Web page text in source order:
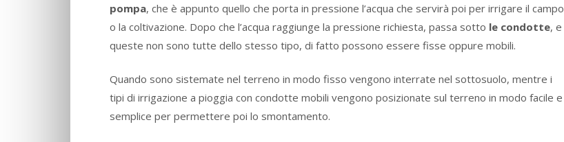
pompa, che è appunto quello che porta in pressione l’acqua che servirà poi per irrigare il campo
o la coltivazione. Dopo che l’acqua raggiunge la pressione richiesta, passa sotto le condotte, e
queste non sono tutte dello stesso tipo, di fatto possono essere fisse oppure mobili.
Quando sono sistemate nel terreno in modo fisso vengono interrate nel sottosuolo, mentre i
tipi di irrigazione a pioggia con condotte mobili vengono posizionate sul terreno in modo facile e
semplice per permettere poi lo smontamento.